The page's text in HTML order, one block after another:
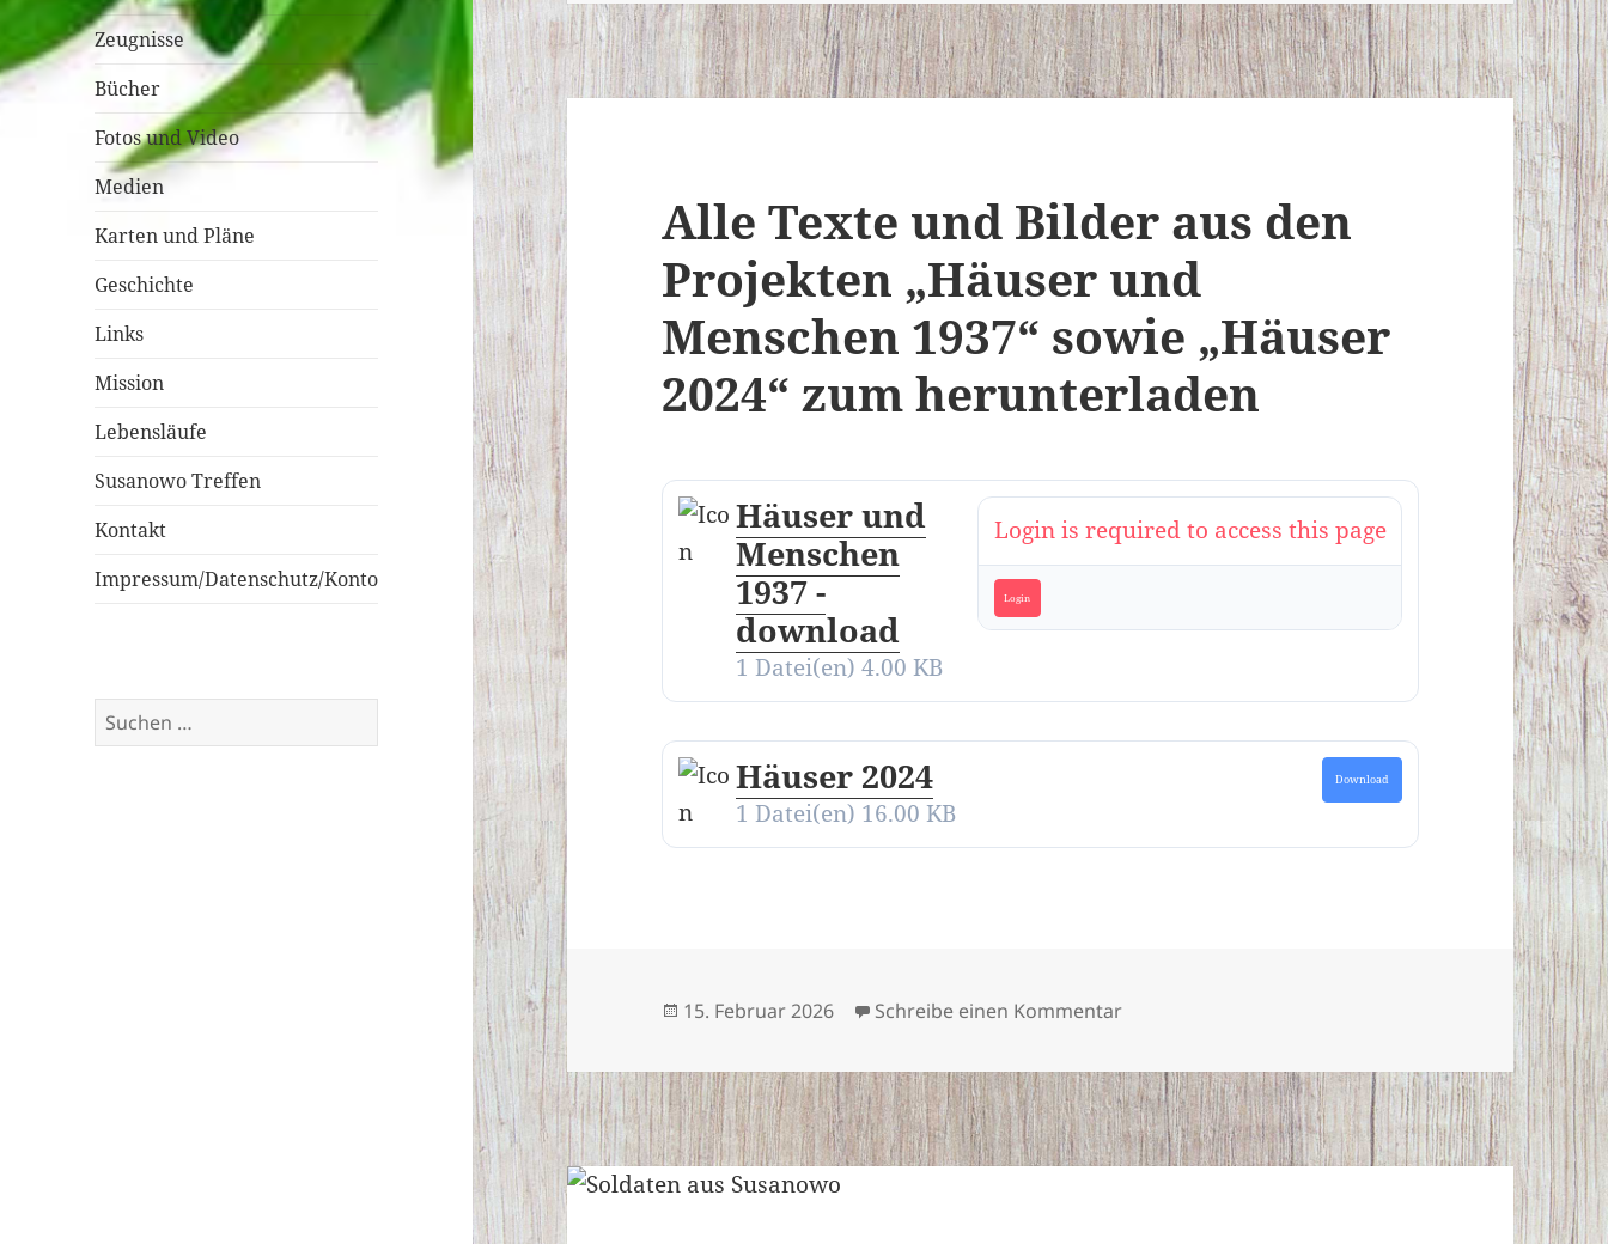
Zeugnisse
Bücher
Fotos und Video
Medien
Karten und Pläne
Geschichte
Links
Mission
Lebensläufe
Susanowo Treffen
Kontakt
Impressum/Datenschutz/Konto
Suchen
nach:
Alle Texte und Bilder aus den
Projekten „Häuser und
Menschen 1937“ sowie „Häuser
2024“ zum herunterladen
Häuser und
Menschen
1937 -
download
1 Datei(en) 4.00 KB
Login is required to access this page
Login
Häuser 2024
1 Datei(en) 16.00 KB
Download
Veröffentlicht
15. Februar 2026 Schreibe einen Kommentarzu Alle Texte und Bilder aus den Projekten „Häuser